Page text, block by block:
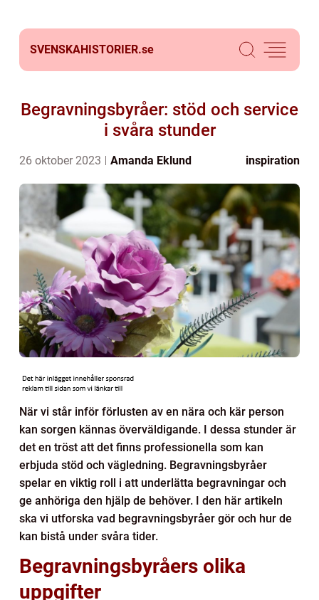
SVENSKAHISTORIER.se
Begravningsbyråer: stöd och service
i svåra stunder
26 oktober 2023 Amanda Eklund inspiration
När vi står inför förlusten av en nära och kär person
kan sorgen kännas överväldigande. I dessa stunder är
det en tröst att det finns professionella som kan
erbjuda stöd och vägledning. Begravningsbyråer
spelar en viktig roll i att underlätta begravningar och
ge anhöriga den hjälp de behöver. I den här artikeln
ska vi utforska vad begravningsbyråer gör och hur de
kan bistå under svåra tider.
Begravningsbyråers olika
uppgifter